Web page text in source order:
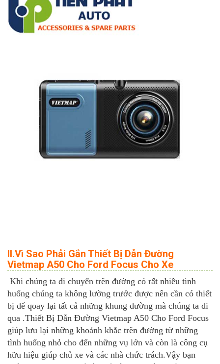
II.Vì Sao Phải Gắn Thiết Bị Dẫn Đường
Vietmap A50 Cho Ford Focus Cho Xe
Khi chúng ta di chuyển trên đường có rất nhiều tình
huống chúng ta không lường trước được nên cần có thiết
bị để qoay lại tất cả những khung đường mà chúng ta đi
qua .Thiết Bị Dẫn Đường Vietmap A50 Cho Ford Focus
giúp lưu lại những khoảnh khắc trên đường từ những
tình huống nhỏ cho đến những vụ lớn và còn là công cụ
hữu hiệu giúp chủ xe và các nhà chức trách.Vậy bạn